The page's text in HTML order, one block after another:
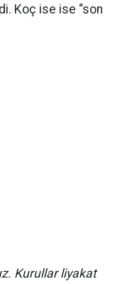
Koç ise ise “son
Kurullar liyakat